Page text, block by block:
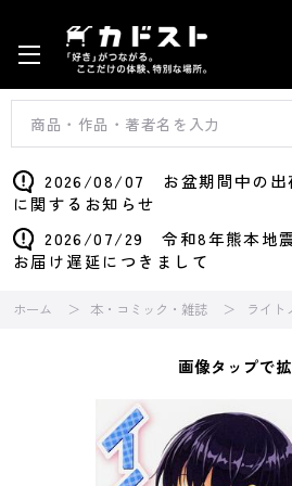
2026/08/07 お盆期間中の出
に関するお知らせ
2026/07/29 令和8年熊本地
お届け遅延につきまして
ホーム 本・コミック・雑誌 ライト
画像タップで